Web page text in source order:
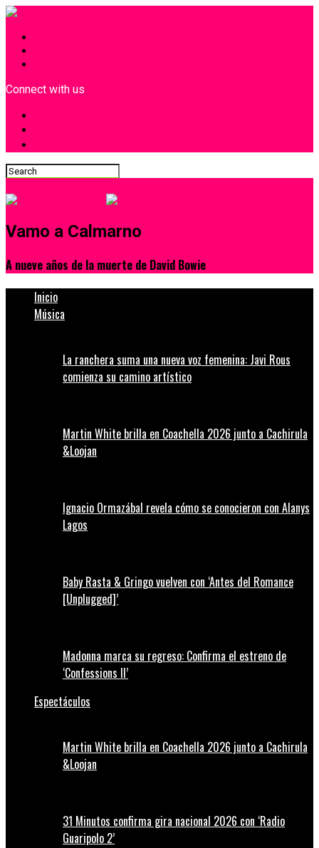
Connect with us
Vamo a Calmarno
A nueve años de la muerte de David Bowie
Inicio
Música
La ranchera suma una nueva voz femenina: Javi Rous
comienza su camino artístico
Martin White brilla en Coachella 2026 junto a Cachirula
&Loojan
Ignacio Ormazábal revela cómo se conocieron con Alanys
Lagos
Baby Rasta & Gringo vuelven con ‘Antes del Romance
[Unplugged]’
Madonna marca su regreso: Confirma el estreno de
‘Confessions II’
Espectáculos
Martin White brilla en Coachella 2026 junto a Cachirula
&Loojan
31 Minutos confirma gira nacional 2026 con ‘Radio
Guaripolo 2’